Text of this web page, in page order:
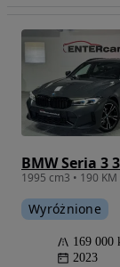
BMW Seria 3
Wyróżnione
169 000
2023